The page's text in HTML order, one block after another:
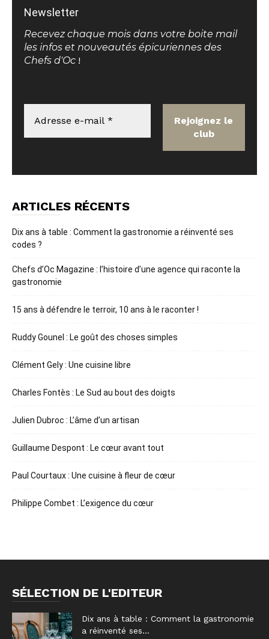
Newsletter
Recevez chaque mois dans votre boite mail
les infos et nouveautés épicuriennes des
Chefs d'Oc !
ARTICLES RÉCENTS
Dix ans à table : Comment la gastronomie a réinventé ses
codes ?
Chefs d’Oc Magazine : l’histoire d’une agence qui raconte la
gastronomie
15 ans à défendre le terroir, 10 ans à le raconter !
Ruddy Gounel : Le goût des choses simples
Clément Gely : Une cuisine libre
Charles Fontès : Le Sud au bout des doigts
Julien Dubroc : L’âme d’un artisan
Guillaume Despont : Le cœur avant tout
Paul Courtaux : Une cuisine à fleur de cœur
Philippe Combet : L’exigence du cœur
SÉLECTION DE L'EDITEUR
Dix ans à table : Comment la gastronomie
a réinventé ses...